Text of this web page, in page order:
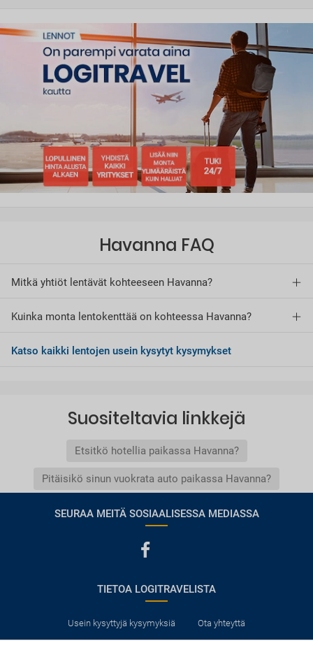
Havanna FAQ
Mitkä yhtiöt lentävät kohteeseen Havanna?
Kuinka monta lentokenttää on kohteessa Havanna?
Katso kaikki lentojen usein kysytyt kysymykset
Suositeltavia linkkejä
Etsitkö hotellia paikassa Havanna?
Pitäisikö sinun vuokrata auto paikassa Havanna?
SEURAA MEITÄ SOSIAALISESSA MEDIASSA
TIETOA LOGITRAVELISTA
Usein kysyttyjä kysymyksiä Ota yhteyttä